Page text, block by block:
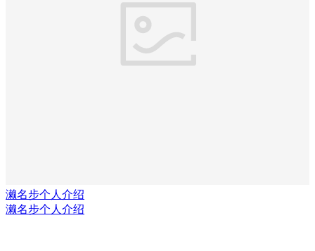
濑名步个人介绍
濑名步个人介绍